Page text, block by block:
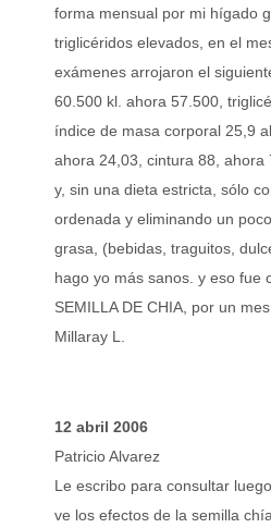
forma mensual por mi hígado
triglicéridos elevados, en el
exámenes arrojaron el
60.500 kl. ahora 57.500,
índice de masa corporal 25,9
ahora 24,03, cintura 88, ahora
y, sin una dieta estricta, sólo
ordenada y eliminando un
grasa, (bebidas, traguitos,
hago yo más sanos. y eso fue
SEMILLA DE CHIA, por un
Millaray L.
12 abril 2006
Patricio Alvarez
Le escribo para consultar
ve los efectos de la semilla